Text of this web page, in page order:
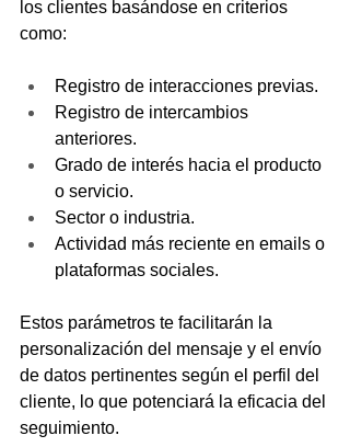
los clientes basándose en criterios
como:
Registro de interacciones previas.
Registro de intercambios
anteriores.
Grado de interés hacia el producto
o servicio.
Sector o industria.
Actividad más reciente en emails o
plataformas sociales.
Estos parámetros te facilitarán la
personalización del mensaje y el envío
de datos pertinentes según el perfil del
cliente, lo que potenciará la eficacia del
seguimiento.